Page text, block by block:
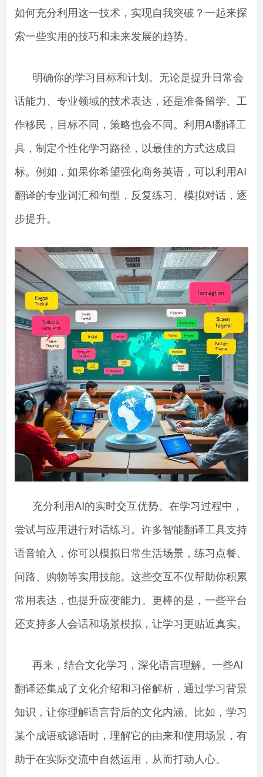
如何充分利用这一技术，实现自我突破？一起来探
索一些实用的技巧和未来发展的趋势。
明确你的学习目标和计划。无论是提升日常会
话能力、专业领域的技术表达，还是准备留学、工
作移民，目标不同，策略也会不同。利用AI翻译工
具，制定个性化学习路径，以最佳的方式达成目
标。例如，如果你希望强化商务英语，可以利用AI
翻译的专业词汇和句型，反复练习、模拟对话，逐
步提升。
充分利用AI的实时交互优势。在学习过程中，
尝试与应用进行对话练习。许多智能翻译工具支持
语音输入，你可以模拟日常生活场景，练习点餐、
问路、购物等实用技能。这些交互不仅帮助你积累
常用表达，也提升应变能力。更棒的是，一些平台
还支持多人会话和场景模拟，让学习更贴近真实。
再来，结合文化学习，深化语言理解。一些AI
翻译还集成了文化介绍和习俗解析，通过学习背景
知识，让你理解语言背后的文化内涵。比如，学习
某个成语或谚语时，理解它的由来和使用场景，有
助于在实际交流中自然运用，从而打动人心。